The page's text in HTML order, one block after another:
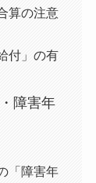
算の注意
付」の有
障害年
「障害年